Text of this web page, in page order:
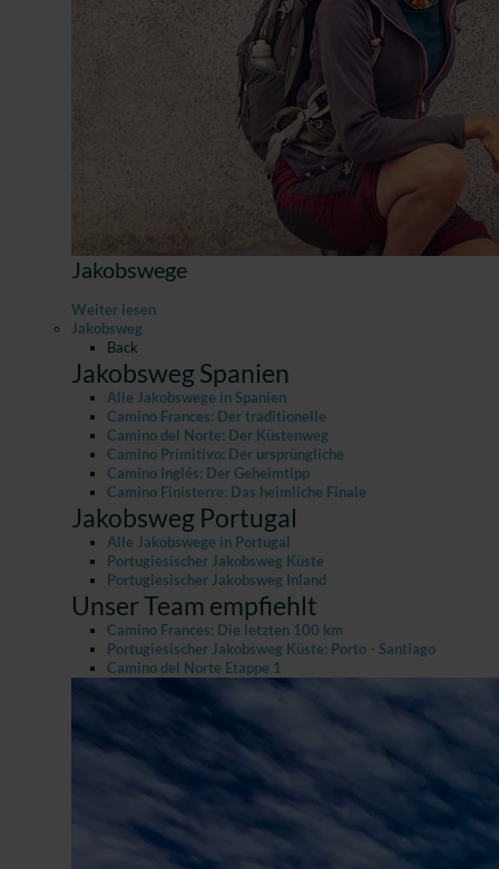
Jakobswege
Weiter lesen
Jakobsweg
Back
Jakobsweg Spanien
Alle Jakobswege in Spanien
Camino Frances: Der traditionelle
Camino del Norte: Der Küstenweg
Camino Primitivo: Der ursprüngliche
Camino Inglés: Der Geheimtipp
Camino Finisterre: Das heimliche Finale
Jakobsweg Portugal
Alle Jakobswege in Portugal
Portugiesischer Jakobsweg Küste
Portugiesischer Jakobsweg Inland
Unser Team empfiehlt
Camino Frances: Die letzten 100 km
Portugiesischer Jakobsweg Küste: Porto - Santiago
Camino del Norte Etappe 1